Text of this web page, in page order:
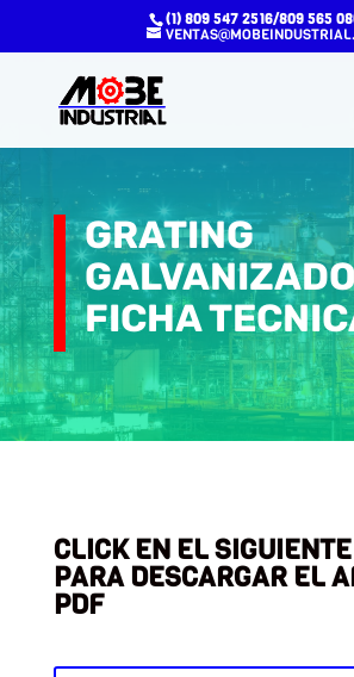
(1) 809 547 2516/809 565
GRATING
GALVANIZADO
FICHA
CLICK EN EL
PARA DESCARGAR EL
PDF